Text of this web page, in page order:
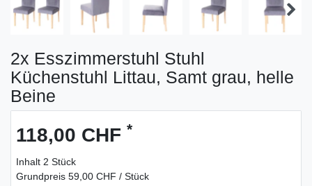
2x Esszimmerstuhl Stuhl
Küchenstuhl Littau, Samt grau, helle
Beine
118,00 CHF *
Inhalt 2 Stück
Grundpreis 59,00 CHF / Stück